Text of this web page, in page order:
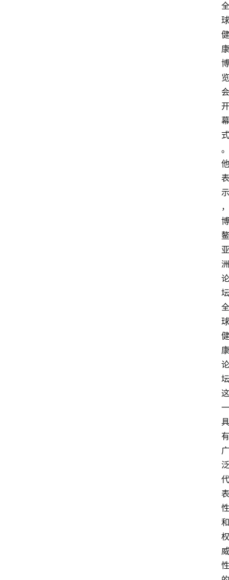
全
球
健
康
博
览
会
开
幕
式
。
他
表
示
，
博
鳌
亚
洲
论
坛
全
球
健
康
论
坛
这
一
具
有
广
泛
代
表
性
和
权
威
性